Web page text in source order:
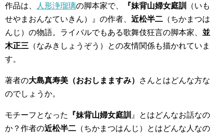
作品は、 人形浄瑠璃の脚本家で、 『妹背山婦女庭訓
（いも
せやまおんなていきん）』の作者、 近松半二 （ちかまつは
んじ）の物語。ライバルでもある歌舞伎狂言の脚本家、 並
木正三 （なみきしょうぞう）との友情関係も描かれていま
す。
著者の大島真寿美（おおしまますみ）
さんとはどんな方な
のでしょうか。
モチーフとなった 『妹背山婦女庭訓 』とはどんなお話なの
か？作者の近松半二 （ちかまつはんじ）とはどんな人なの